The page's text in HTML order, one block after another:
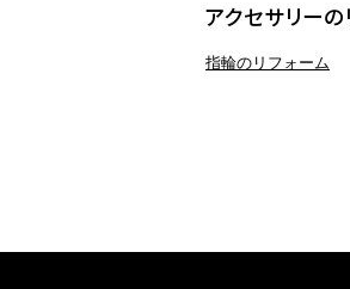
アクセサリーの
指輪のリフォーム